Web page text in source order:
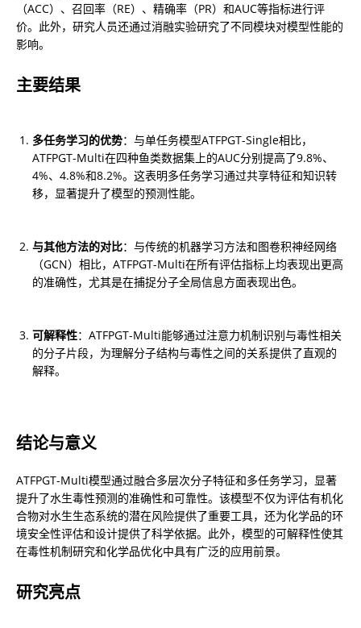
（ACC）、召回率（RE）、精确率（PR）和AUC等指标进行评
价。此外，研究人员还通过消融实验研究了不同模块对模型性能的
影响。
主要结果
多任务学习的优势：与单任务模型ATFPGT-Single相比，
ATFPGT-Multi在四种鱼类数据集上的AUC分别提高了9.8%、
4%、4.8%和8.2%。这表明多任务学习通过共享特征和知识转
移，显著提升了模型的预测性能。
与其他方法的对比：与传统的机器学习方法和图卷积神经网络
（GCN）相比，ATFPGT-Multi在所有评估指标上均表现出更高
的准确性，尤其是在捕捉分子全局信息方面表现出色。
可解释性：ATFPGT-Multi能够通过注意力机制识别与毒性相关
的分子片段，为理解分子结构与毒性之间的关系提供了直观的
解释。
结论与意义
ATFPGT-Multi模型通过融合多层次分子特征和多任务学习，显著
提升了水生毒性预测的准确性和可靠性。该模型不仅为评估有机化
合物对水生生态系统的潜在风险提供了重要工具，还为化学品的环
境安全性评估和设计提供了科学依据。此外，模型的可解释性使其
在毒性机制研究和化学品优化中具有广泛的应用前景。
研究亮点